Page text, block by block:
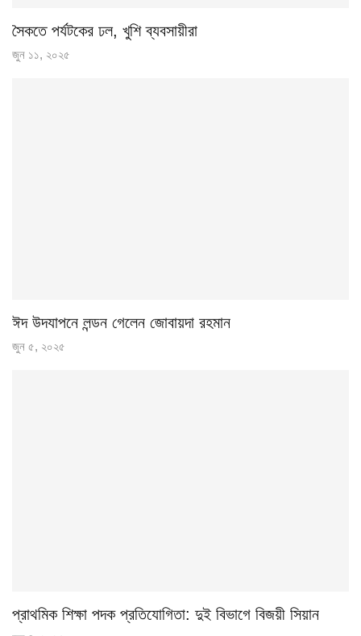
সৈকতে পর্যটকের ঢল, খুশি ব্যবসায়ীরা
জুন ১১, ২০২৫
ঈদ উদযাপনে লন্ডন গেলেন জোবায়দা রহমান
জুন ৫, ২০২৫
প্রাথমিক শিক্ষা পদক প্রতিযোগিতা: দুই বিভাগে বিজয়ী সিয়ান